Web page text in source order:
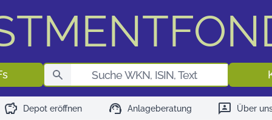
savings Depot eröffnen support_agent Anlageberatung 3p Über